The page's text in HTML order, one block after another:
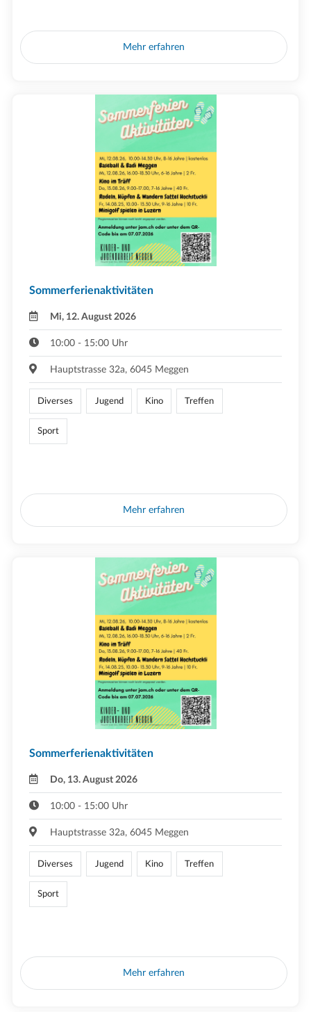
Mehr erfahren
Sommerferienaktivitäten
Mi, 12. August 2026
10:00 - 15:00 Uhr
Hauptstrasse 32a, 6045 Meggen
Diverses Jugend Kino Treffen
Sport
Mehr erfahren
Sommerferienaktivitäten
Do, 13. August 2026
10:00 - 15:00 Uhr
Hauptstrasse 32a, 6045 Meggen
Diverses Jugend Kino Treffen
Sport
Mehr erfahren